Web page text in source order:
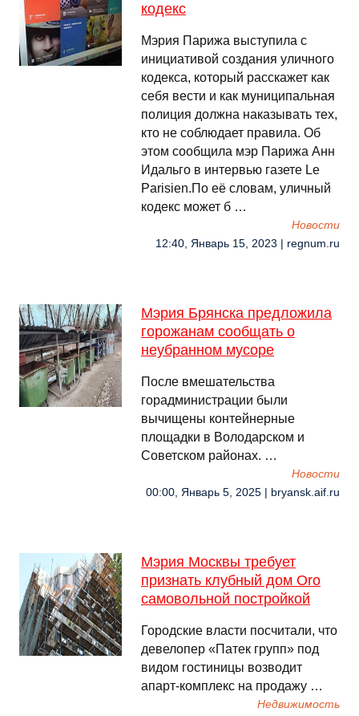
кодекс
Мэрия Парижа выступила с
инициативой создания уличного
кодекса, который расскажет как
себя вести и как муниципальная
полиция должна наказывать тех,
кто не соблюдает правила. Об
этом сообщила мэр Парижа Анн
Идальго в интервью газете Lе
Parisien.По её словам, уличный
кодекс может б …
Новости
12:40, Январь 15, 2023 | regnum.ru
Мэрия Брянска предложила
горожанам сообщать о
неубранном мусоре
После вмешательства
горадминистрации были
вычищены контейнерные
площадки в Володарском и
Советском районах. …
Новости
00:00, Январь 5, 2025 | bryansk.aif.ru
Мэрия Москвы требует
признать клубный дом Oro
самовольной постройкой
Городские власти посчитали, что
девелопер «Патек групп» под
видом гостиницы возводит
апарт-комплекс на продажу …
Недвижимость